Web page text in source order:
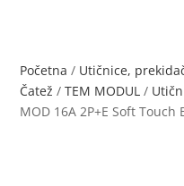
Početna / Utičnice,
Čatež /TEM MODUL /
MOD 16A 2P+E Soft Touch